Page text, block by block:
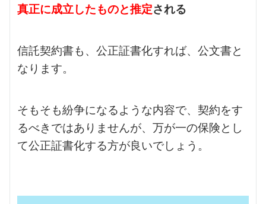
真正に成立したものと推定される
信託契約書も、公正証書化すれば、公文書と
なります。
そもそも紛争になるような内容で、契約をす
るべきではありませんが、万が一の保険とし
て公正証書化する方が良いでしょう。